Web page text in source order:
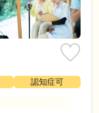
認知症可